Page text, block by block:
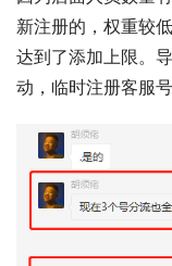
新注册的，权重较
达到了添加上限。
动，临时注册客服